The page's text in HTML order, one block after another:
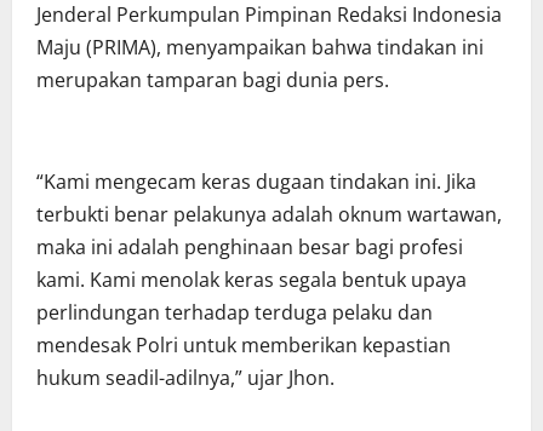
Jenderal Perkumpulan Pimpinan Redaksi Indonesia
Maju (PRIMA), menyampaikan bahwa tindakan ini
merupakan tamparan bagi dunia pers.
“Kami mengecam keras dugaan tindakan ini. Jika
terbukti benar pelakunya adalah oknum wartawan,
maka ini adalah penghinaan besar bagi profesi
kami. Kami menolak keras segala bentuk upaya
perlindungan terhadap terduga pelaku dan
mendesak Polri untuk memberikan kepastian
hukum seadil-adilnya,” ujar Jhon.